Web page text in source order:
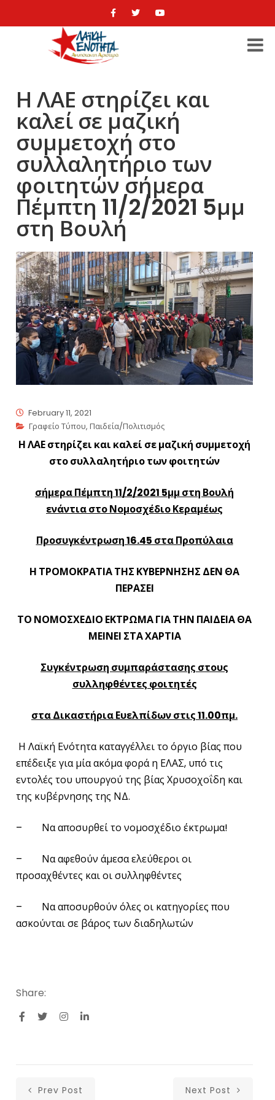
Η ΛΑΕ στηρίζει και
καλεί σε μαζική
συμμετοχή στο
συλλαλητήριο των
φοιτητών σήμερα
Πέμπτη 11/2/2021 5μμ
στη Βουλή
February 11, 2021
Γραφείο Τύπου,Παιδεία/Πολιτισμός
Η ΛΑΕ στηρίζει και καλεί σε μαζική συμμετοχή
στο συλλαλητήριο των φοιτητών
σήμεραΠέμπτη11/2/2021 5μμ στη Βουλή
ενάντια στοΝομοσχέδιοΚεραμέως
Προσυγκέντρωση 16.45 στα Προπύλαια
Η ΤΡΟΜΟΚΡΑΤΙΑ ΤΗΣ ΚΥΒΕΡΝΗΣΗΣ ΔΕΝ ΘΑ
ΠΕΡΑΣΕΙ
ΤΟ ΝΟΜΟΣΧΕΔΙΟ ΕΚΤΡΩΜΑ ΓΙΑ ΤΗΝ ΠΑΙΔΕΙΑ ΘΑ
ΜΕΙΝΕΙ ΣΤΑ ΧΑΡΤΙΑ
Συγκέντρωση συμπαράστασης στους
συλληφθέντες φοιτητές
στα Δικαστήρια Ευελπίδων στις 11.00πμ.
Η Λαϊκή Ενότητα καταγγέλλει το όργιο βίας που
επέδειξε για μία ακόμα φορά η ΕΛΑΣ, υπό τις
εντολές του υπουργού της βίας Χρυσοχοΐδη και
της κυβέρνησης της ΝΔ.
– Να αποσυρθεί το νομοσχέδιο έκτρωμα!
– Να αφεθούν άμεσα ελεύθεροι οι
προσαχθέντες και οι συλληφθέντες
– Να αποσυρθούν όλες οι κατηγορίες που
ασκούνται σε βάρος των διαδηλωτών
Share:
Prev Post Next Post